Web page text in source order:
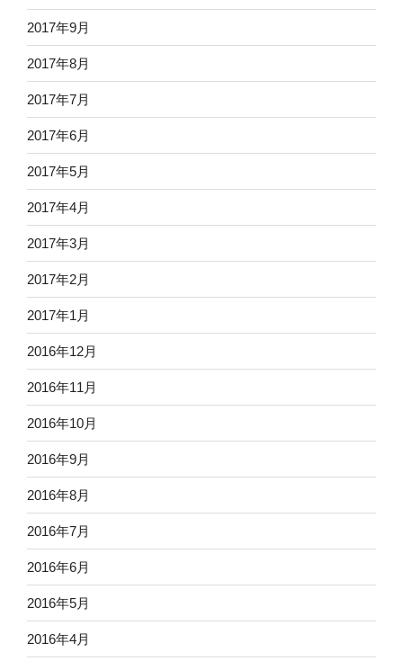
2017年9月
2017年8月
2017年7月
2017年6月
2017年5月
2017年4月
2017年3月
2017年2月
2017年1月
2016年12月
2016年11月
2016年10月
2016年9月
2016年8月
2016年7月
2016年6月
2016年5月
2016年4月